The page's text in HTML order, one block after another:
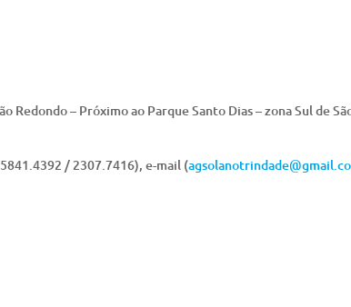
Redondo – Próximo ao Parque Santo Dias – zona Sul de
/ 2307.7416), e-mail (